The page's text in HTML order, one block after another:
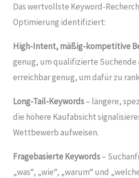
Das wertvollste Keyword-
Optimierung identifiziert:
High-Intent, mäßig-kompetitive
genug, um qualifizierte Suchende
erreichbar genug, um dafür zu
Long-Tail-Keywords– längere,
die höhere Kaufabsicht
Wettbewerb aufweisen.
Fragebasierte Keywords–
„was“, „wie“, „warum“ und